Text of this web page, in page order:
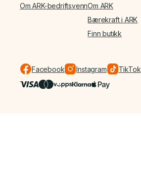
Om ARK-bedriftsvennOm ARK
Bærekraft i ARK
Finn butikk
Facebook Instagram TikTok